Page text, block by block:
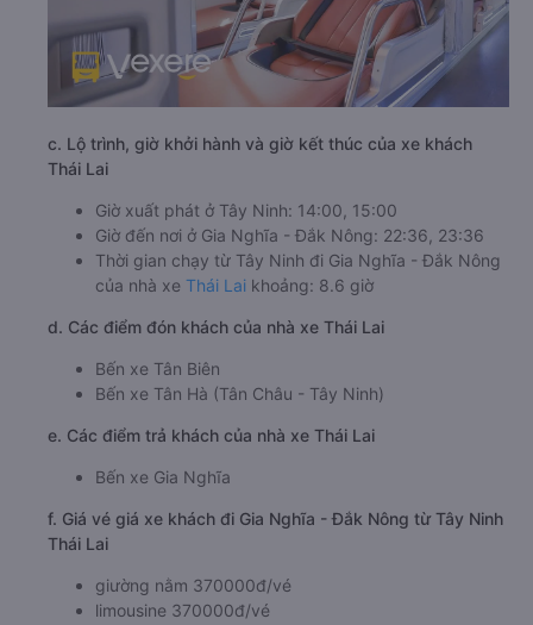
c. Lộ trình, giờ khởi hành và giờ kết thúc của xe khách
Thái Lai
Giờ xuất phát ở Tây Ninh: 14:00, 15:00
Giờ đến nơi ở Gia Nghĩa - Đắk Nông: 22:36, 23:36
Thời gian chạy từ Tây Ninh đi Gia Nghĩa - Đắk Nông
của nhà xe Thái Lai khoảng: 8.6 giờ
d. Các điểm đón khách của nhà xe Thái Lai
Bến xe Tân Biên
Bến xe Tân Hà (Tân Châu - Tây Ninh)
e. Các điểm trả khách của nhà xe Thái Lai
Bến xe Gia Nghĩa
f. Giá vé giá xe khách đi Gia Nghĩa - Đắk Nông từ Tây Ninh
Thái Lai
giường nằm 370000đ/vé
limousine 370000đ/vé